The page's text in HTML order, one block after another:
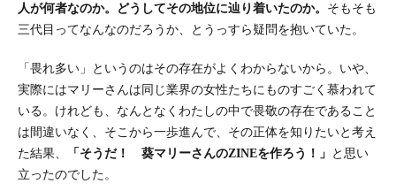
人が何者なのか。どうしてその地位に辿り着いたのか。 そもそも
三代目ってなんなのだろうか、とうっすら疑問を抱いていた。
「畏れ多い」というのはその存在がよくわからないから。いや、
実際にはマリーさんは同じ業界の女性たちにものすごく慕われて
いる。けれども、なんとなくわたしの中で畏敬の存在であること
は間違いなく、そこから一歩進んで、その正体を知りたいと考え
た結果、
「そうだ！ 葵マリーさんのZINEを作ろう！」 と思い
立ったのでした。